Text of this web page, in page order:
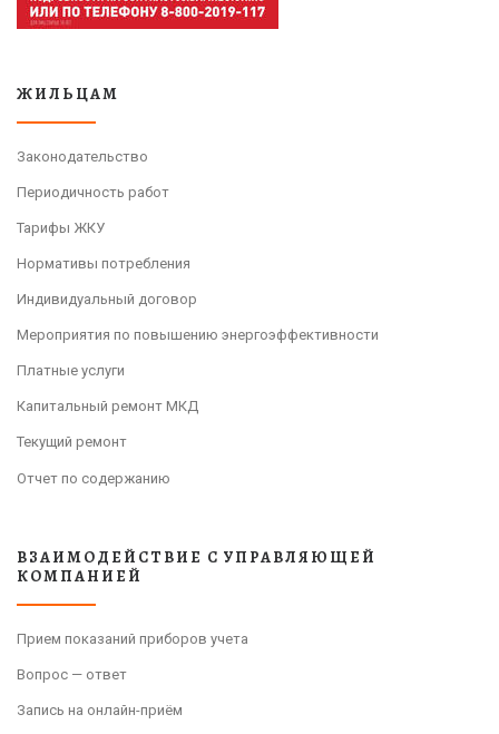
ЖИЛЬЦАМ
Законодательство
Периодичность работ
Тарифы ЖКУ
Нормативы потребления
Индивидуальный договор
Мероприятия по повышению энергоэффективности
Платные услуги
Капитальный ремонт МКД
Текущий ремонт
Отчет по содержанию
ВЗАИМОДЕЙСТВИЕ С УПРАВЛЯЮЩЕЙ
КОМПАНИЕЙ
Прием показаний приборов учета
Вопрос — ответ
Запись на онлайн-приём